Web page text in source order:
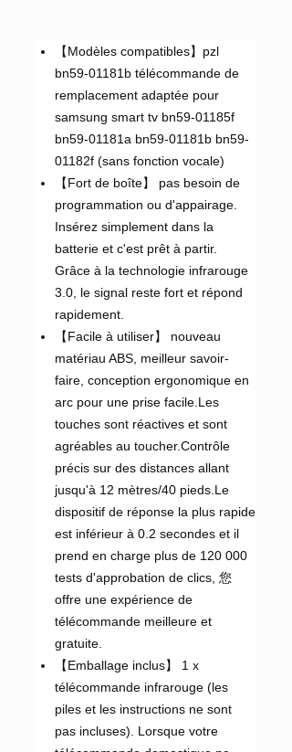
【Modèles compatibles】pzl
bn59-01181b télécommande de
remplacement adaptée pour
samsung smart tv bn59-01185f
bn59-01181a bn59-01181b bn59-
01182f (sans fonction vocale)
【Fort de boîte】 pas besoin de
programmation ou d'appairage.
Insérez simplement dans la
batterie et c'est prêt à partir.
Grâce à la technologie infrarouge
3.0, le signal reste fort et répond
rapidement.
【Facile à utiliser】 nouveau
matériau ABS, meilleur savoir-
faire, conception ergonomique en
arc pour une prise facile.Les
touches sont réactives et sont
agréables au toucher.Contrôle
précis sur des distances allant
jusqu'à 12 mètres/40 pieds.Le
dispositif de réponse la plus rapide
est inférieur à 0.2 secondes et il
prend en charge plus de 120 000
tests d'approbation de clics, 您
offre une expérience de
télécommande meilleure et
gratuite.
【Emballage inclus】 1 x
télécommande infrarouge (les
piles et les instructions ne sont
pas incluses). Lorsque votre